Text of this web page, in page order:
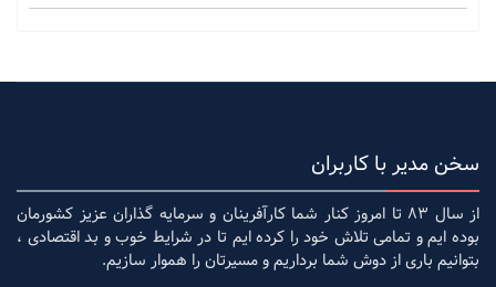
سخن مدیر با کاربران
از سال 83 تا امروز کنار شما کارآفرینان و سرمایه گذاران عزیز کشورمان
بوده ایم و تمامی تلاش خود را کرده ایم تا در شرایط خوب و بد اقتصادی ،
بتوانیم باری از دوش شما برداریم و مسیرتان را هموار سازیم.